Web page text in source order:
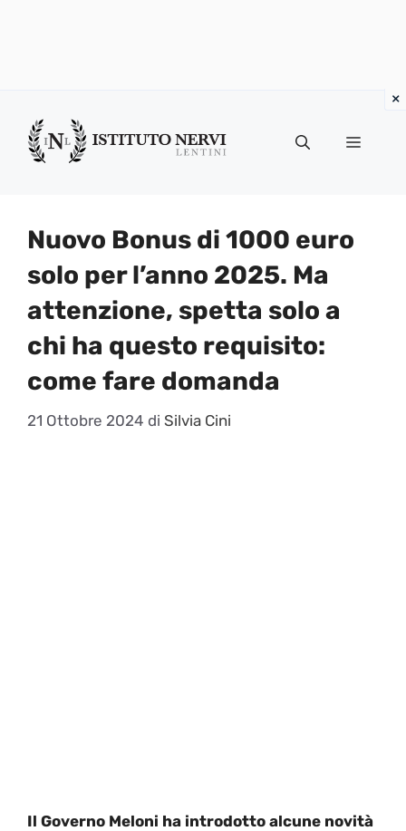
contenuto
Menu
Nuovo Bonus di 1000 euro
solo per l’anno 2025. Ma
attenzione, spetta solo a
chi ha questo requisito:
come fare domanda
21 Ottobre 2024 di Silvia Cini
Il Governo Meloni ha introdotto alcune novità